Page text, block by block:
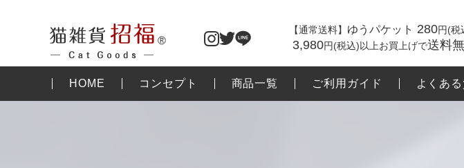
【通常送料】 ゆうパケット 280円(税
3,980円(税込)以上お買上げで送料
HOME コンセプト 商品一覧 ご利用ガイド よくあ